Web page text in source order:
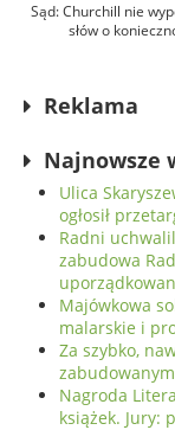
Sąd: Churchill nie
słów o
Reklama
Najnowsze
Ulica
ogłosił
Radni
zabudowa
Majówkowa
malarskie i
Za szybko,
Nagroda
książek. Jury: